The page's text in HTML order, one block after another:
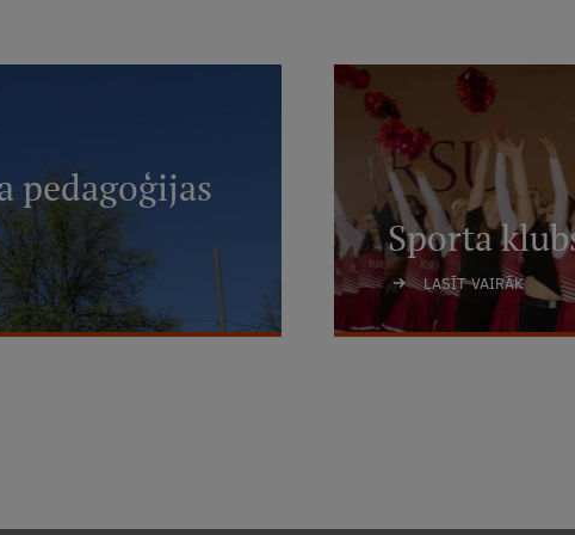
pedagoģijas
Sporta
LASĪT VAIRĀK